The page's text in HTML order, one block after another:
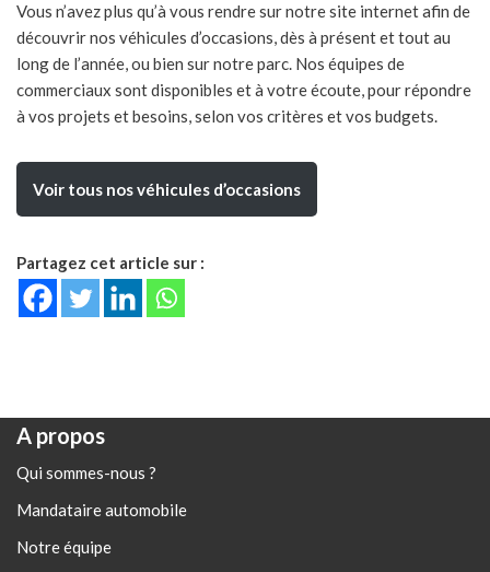
Vous n’avez plus qu’à vous rendre sur notre site internet afin de
découvrir nos véhicules d’occasions, dès à présent et tout au
long de l’année, ou bien sur notre parc. Nos équipes de
commerciaux sont disponibles et à votre écoute, pour répondre
à vos projets et besoins, selon vos critères et vos budgets.
Voir tous nos véhicules d’occasions
Partagez cet article sur :
A propos
Qui sommes-nous ?
Mandataire automobile
Notre équipe